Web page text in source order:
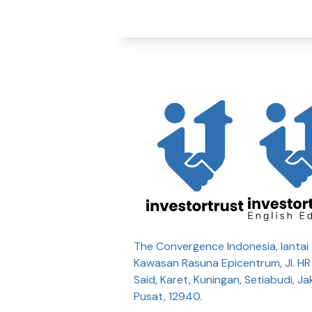
The Convergence Indonesia, lantai
Kawasan Rasuna Epicentrum, Jl.
Said, Karet, Kuningan, Setiabudi,
Pusat, 12940.